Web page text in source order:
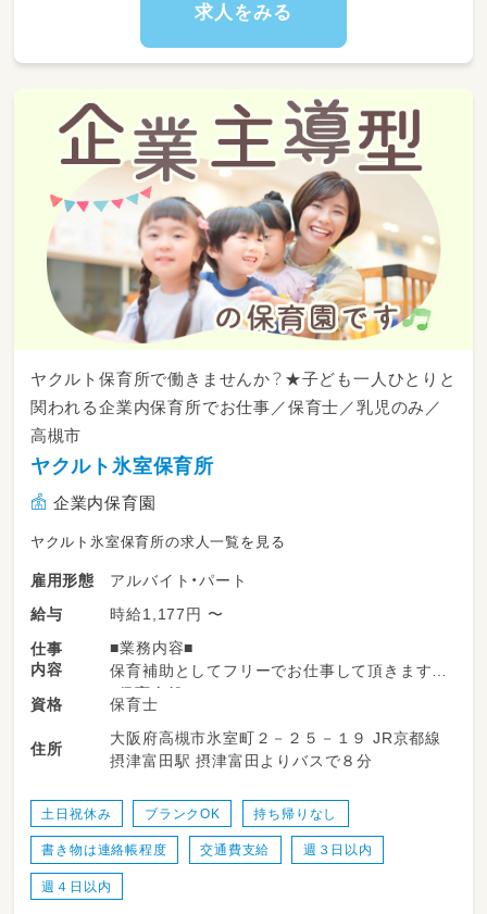
求人をみる
ヤクルト保育所で働きませんか？★子ども一人ひとりと
関われる企業内保育所でお仕事／保育士／乳児のみ／
高槻市
ヤクルト氷室保育所
企業内保育園
ヤクルト氷室保育所の求人一覧を見る
雇用形態
アルバイト・パート
給与
時給1,177円 〜
仕事
内容
■業務内容■
保育補助としてフリーでお仕事して頂きます
・保育全般
・保護者対応
・記録（連絡帳、午睡チェックなど）
基本 8時半～15時
＊上記時間帯の勤務必須
勤務日数や勤務開始日などは
お気軽にご相談ください♪
資格 保育士
住所
大阪府高槻市氷室町２－２５－１９ JR京都線
摂津富田駅 摂津富田よりバスで８分
土日祝休み ブランクOK 持ち帰りなし
書き物は連絡帳程度 交通費支給 週３日以内
週４日以内